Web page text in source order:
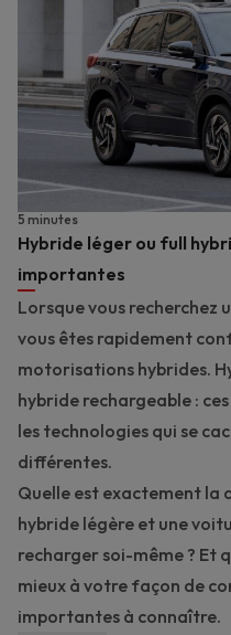
Hybride léger ou full
importantes
5 minutes
Lorsque vous recherchez
vous êtes rapidement
motorisations hybrides.
hybride rechargeable :
les technologies qui se
différentes.
Quelle est exactement la
hybride légère et une
recharger soi-même ? Et
mieux à votre façon de
importantes à connaître.